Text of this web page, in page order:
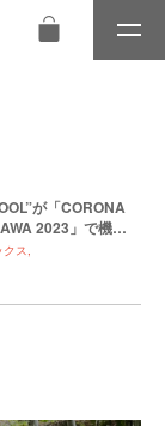
メ
ニ
が「CORONA
2023」で機能
ス